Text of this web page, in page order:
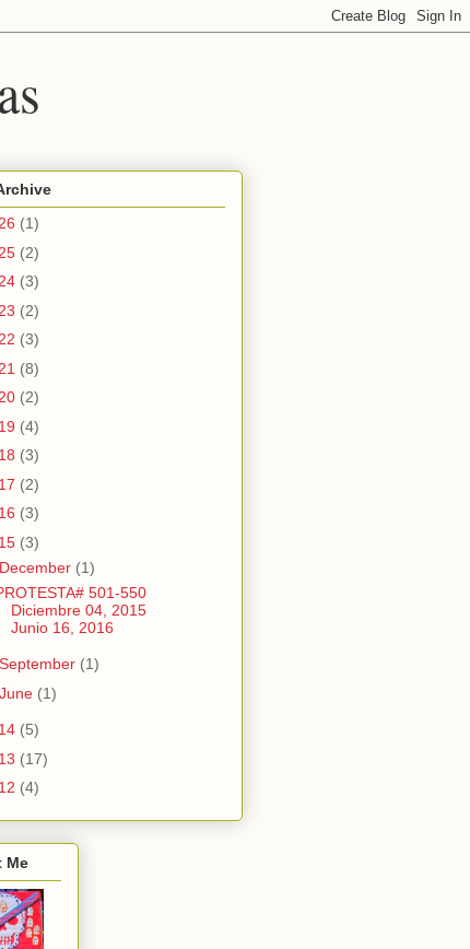
(1)
(2)
(3)
(2)
(3)
(8)
(2)
(4)
(3)
(2)
(3)
(3)
December (1)
501-550
Diciembre 04, 2015
Junio 16, 2016
September (1)
June (1)
(5)
(17)
(4)
Me